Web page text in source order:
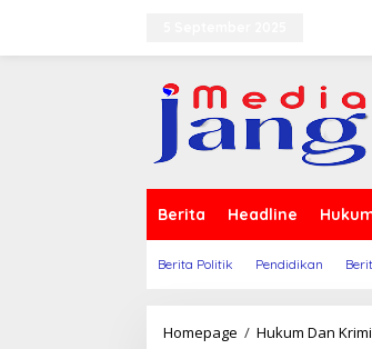
Berita Headline
Berita Politik Pendidikan
Homepage / Hukum Dan